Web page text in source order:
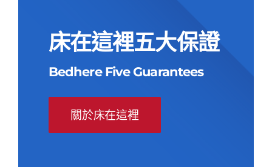
床在這裡五大保證
Bedhere Five Guarantees
關於床在這裡